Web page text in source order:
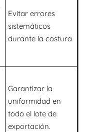
Evitar errores
sistemáticos
durante la costura
Garantizar la
uniformidad en
todo el lote de
exportación.